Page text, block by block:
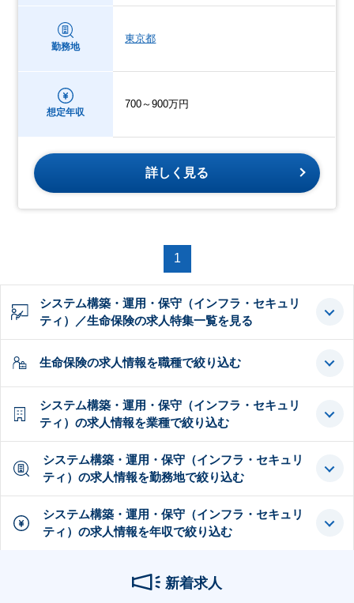
勤務地
東京都
想定年収
700～900万円
詳しく見る
1
システム構築・運用・保守（インフラ・セキュリ
ティ）／生命保険の求人特集一覧を見る
生命保険の求人情報を職種で絞り込む
システム構築・運用・保守（インフラ・セキュリ
ティ）の求人情報を業種で絞り込む
システム構築・運用・保守（インフラ・セキュリ
ティ）の求人情報を勤務地で絞り込む
システム構築・運用・保守（インフラ・セキュリ
ティ）の求人情報を年収で絞り込む
新着求人